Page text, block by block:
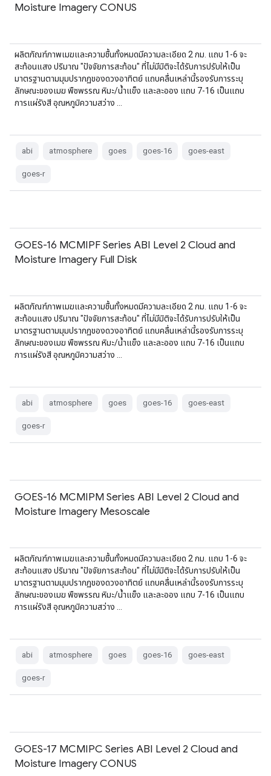
Moisture Imagery CONUS
ผลิตภัณฑ์ภาพเมฆและความชื้นทั้งหมดมีความละเอียด 2 กม. แถบ 1-6 จะ
สะท้อนแสง ปริมาณ "ปัจจัยการสะท้อน" ที่ไม่มีมิติจะได้รับการปรับให้เป็น
มาตรฐานตามมุมปรากฏของดวงอาทิตย์ แถบคลื่นเหล่านี้รองรับการระบุ
ลักษณะของเมฆ พืชพรรณ หิมะ/น้ำแข็ง และละออง แถบ 7-16 เป็นแถบ
การแผ่รังสี อุณหภูมิความสว่าง …
abi atmosphere goes goes-16 goes-east
goes-r
GOES-16 MCMIPF Series ABI Level 2 Cloud and
Moisture Imagery Full Disk
ผลิตภัณฑ์ภาพเมฆและความชื้นทั้งหมดมีความละเอียด 2 กม. แถบ 1-6 จะ
สะท้อนแสง ปริมาณ "ปัจจัยการสะท้อน" ที่ไม่มีมิติจะได้รับการปรับให้เป็น
มาตรฐานตามมุมปรากฏของดวงอาทิตย์ แถบคลื่นเหล่านี้รองรับการระบุ
ลักษณะของเมฆ พืชพรรณ หิมะ/น้ำแข็ง และละออง แถบ 7-16 เป็นแถบ
การแผ่รังสี อุณหภูมิความสว่าง …
abi atmosphere goes goes-16 goes-east
goes-r
GOES-16 MCMIPM Series ABI Level 2 Cloud and
Moisture Imagery Mesoscale
ผลิตภัณฑ์ภาพเมฆและความชื้นทั้งหมดมีความละเอียด 2 กม. แถบ 1-6 จะ
สะท้อนแสง ปริมาณ "ปัจจัยการสะท้อน" ที่ไม่มีมิติจะได้รับการปรับให้เป็น
มาตรฐานตามมุมปรากฏของดวงอาทิตย์ แถบคลื่นเหล่านี้รองรับการระบุ
ลักษณะของเมฆ พืชพรรณ หิมะ/น้ำแข็ง และละออง แถบ 7-16 เป็นแถบ
การแผ่รังสี อุณหภูมิความสว่าง …
abi atmosphere goes goes-16 goes-east
goes-r
GOES-17 MCMIPC Series ABI Level 2 Cloud and
Moisture Imagery CONUS